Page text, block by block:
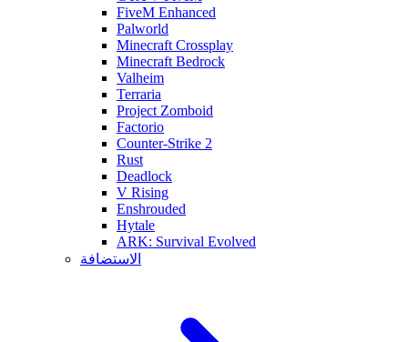
FiveM Enhanced
Palworld
Minecraft Crossplay
Minecraft Bedrock
Valheim
Terraria
Project Zomboid
Factorio
Counter-Strike 2
Rust
Deadlock
V Rising
Enshrouded
Hytale
ARK: Survival Evolved
الاستضافة